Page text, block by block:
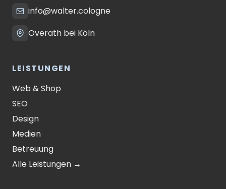
info@walter.cologne
Overath bei Köln
LEISTUNGEN
Web & Shop
SEO
Design
Medien
Betreuung
Alle Leistungen →